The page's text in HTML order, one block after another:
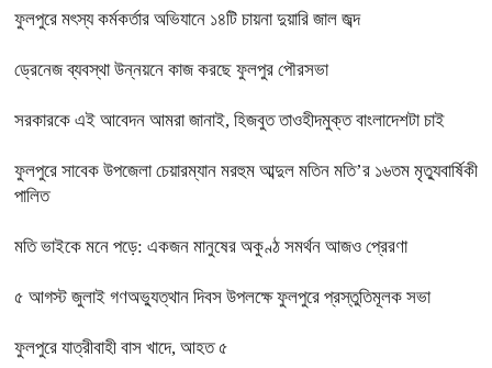
ফুলপুরে মৎস্য কর্মকর্তার অভিযানে ১৪টি চায়না দুয়ারি জাল জব্দ
ড্রেনেজ ব্যবস্থা উন্নয়নে কাজ করছে ফুলপুর পৌরসভা
সরকারকে এই আবেদন আমরা জানাই, হিজবুত তাওহীদমুক্ত বাংলাদেশটা চাই
ফুলপুরে সাবেক উপজেলা চেয়ারম্যান মরহুম আব্দুল মতিন মতি’র ১৬তম মৃত্যুবার্ষিকী
পালিত
মতি ভাইকে মনে পড়ে: একজন মানুষের অকুণ্ঠ সমর্থন আজও প্রেরণা
৫ আগস্ট জুলাই গণঅভ্যুত্থান দিবস উপলক্ষে ফুলপুরে প্রস্তুতিমূলক সভা
ফুলপুরে যাত্রীবাহী বাস খাদে, আহত ৫